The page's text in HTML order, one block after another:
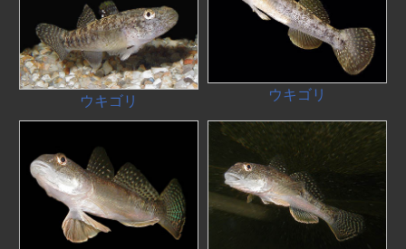
ウキゴリ ウキゴリ